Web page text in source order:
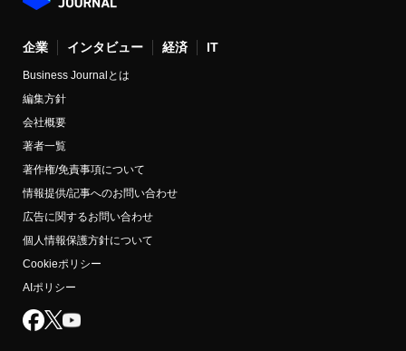
企業 インタビュー 経済 IT
Business Journalとは
編集方針
会社概要
著者一覧
著作権/免責事項について
情報提供/記事へのお問い合わせ
広告に関するお問い合わせ
個人情報保護方針について
Cookieポリシー
AIポリシー